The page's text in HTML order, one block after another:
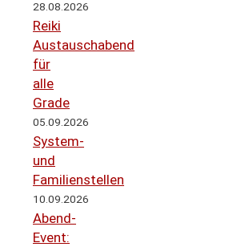
28.08.2026
Reiki
Austauschabend
für
alle
Grade
05.09.2026
System-
und
Familienstellen
10.09.2026
Abend-
Event: